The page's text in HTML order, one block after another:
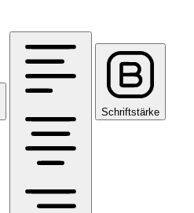
Schriftstärke